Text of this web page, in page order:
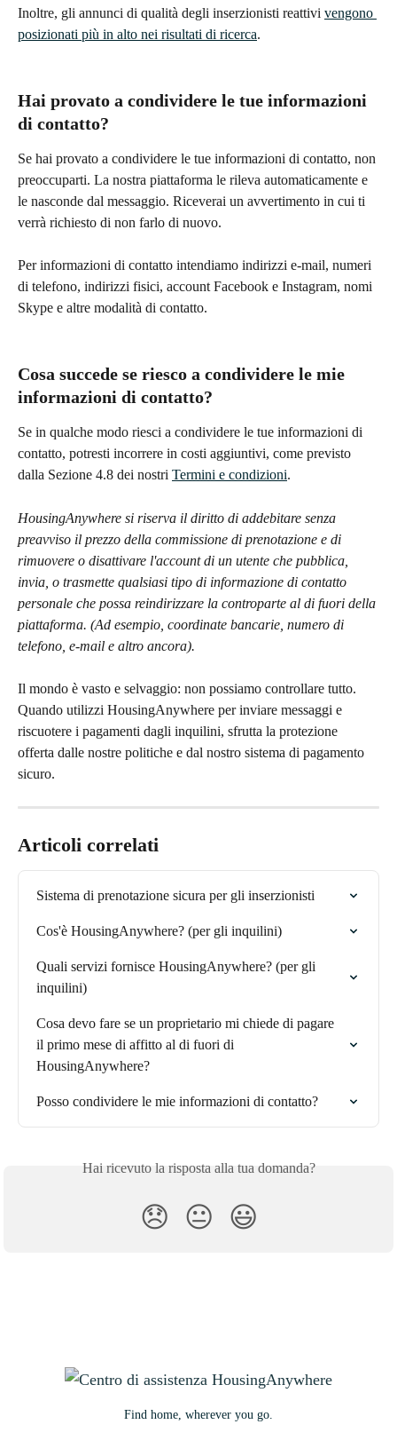
Inoltre, gli annunci di qualità degli inserzionisti reattivi vengono
posizionati più in alto nei risultati di ricerca.
Hai provato a condividere le tue informazioni
di contatto?
Se hai provato a condividere le tue informazioni di contatto, non
preoccuparti. La nostra piattaforma le rileva automaticamente e
le nasconde dal messaggio. Riceverai un avvertimento in cui ti
verrà richiesto di non farlo di nuovo.
Per informazioni di contatto intendiamo indirizzi e-mail, numeri
di telefono, indirizzi fisici, account Facebook e Instagram, nomi
Skype e altre modalità di contatto.
Cosa succede se riesco a condividere le mie
informazioni di contatto?
Se in qualche modo riesci a condividere le tue informazioni di
contatto, potresti incorrere in costi aggiuntivi, come previsto
dalla Sezione 4.8 dei nostri Termini e condizioni.
HousingAnywhere si riserva il diritto di addebitare senza
preavviso il prezzo della commissione di prenotazione e di
rimuovere o disattivare l'account di un utente che pubblica,
invia, o trasmette qualsiasi tipo di informazione di contatto
personale che possa reindirizzare la controparte al di fuori della
piattaforma. (Ad esempio, coordinate bancarie, numero di
telefono, e-mail e altro ancora).
Il mondo è vasto e selvaggio: non possiamo controllare tutto.
Quando utilizzi HousingAnywhere per inviare messaggi e
riscuotere i pagamenti dagli inquilini, sfrutta la protezione
offerta dalle nostre politiche e dal nostro sistema di pagamento
sicuro.
Articoli correlati
Sistema di prenotazione sicura per gli inserzionisti
Cos'è HousingAnywhere? (per gli inquilini)
Quali servizi fornisce HousingAnywhere? (per gli
inquilini)
Cosa devo fare se un proprietario mi chiede di pagare
il primo mese di affitto al di fuori di
HousingAnywhere?
Posso condividere le mie informazioni di contatto?
Hai ricevuto la risposta alla tua domanda?
😞 😐 😃
Find home, wherever you go.